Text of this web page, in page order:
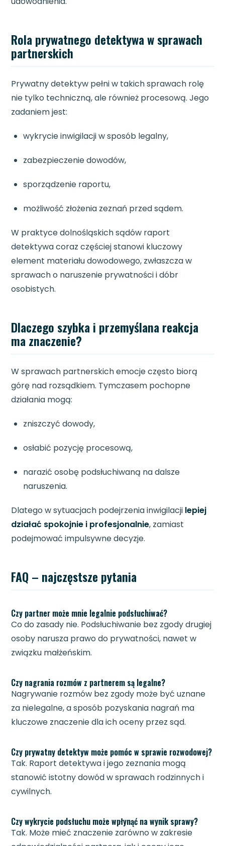
Rola prywatnego detektywa w sprawach
partnerskich
Prywatny detektyw pełni w takich sprawach rolę
nie tylko techniczną, ale również procesową. Jego
zadaniem jest:
wykrycie inwigilacji w sposób legalny,
zabezpieczenie dowodów,
sporządzenie raportu,
możliwość złożenia zeznań przed sądem.
W praktyce dolnośląskich sądów raport
detektywa coraz częściej stanowi kluczowy
element materiału dowodowego, zwłaszcza w
sprawach o naruszenie prywatności i dóbr
osobistych.
Dlaczego szybka i przemyślana reakcja
ma znaczenie?
W sprawach partnerskich emocje często biorą
górę nad rozsądkiem. Tymczasem pochopne
działania mogą:
zniszczyć dowody,
osłabić pozycję procesową,
narazić osobę podsłuchiwaną na dalsze
naruszenia.
Dlatego w sytuacjach podejrzenia inwigilacji lepiej
działać spokojnie i profesjonalnie, zamiast
podejmować impulsywne decyzje.
FAQ – najczęstsze pytania
Czy partner może mnie legalnie podsłuchiwać?
Co do zasady nie. Podsłuchiwanie bez zgody drugiej
osoby narusza prawo do prywatności, nawet w
związku małżeńskim.
Czy nagrania rozmów z partnerem są legalne?
Nagrywanie rozmów bez zgody może być uznane
za nielegalne, a sposób pozyskania nagrań ma
kluczowe znaczenie dla ich oceny przez sąd.
Czy prywatny detektyw może pomóc w sprawie rozwodowej?
Tak. Raport detektywa i jego zeznania mogą
stanowić istotny dowód w sprawach rodzinnych i
cywilnych.
Czy wykrycie podsłuchu może wpłynąć na wynik sprawy?
Tak. Może mieć znaczenie zarówno w zakresie